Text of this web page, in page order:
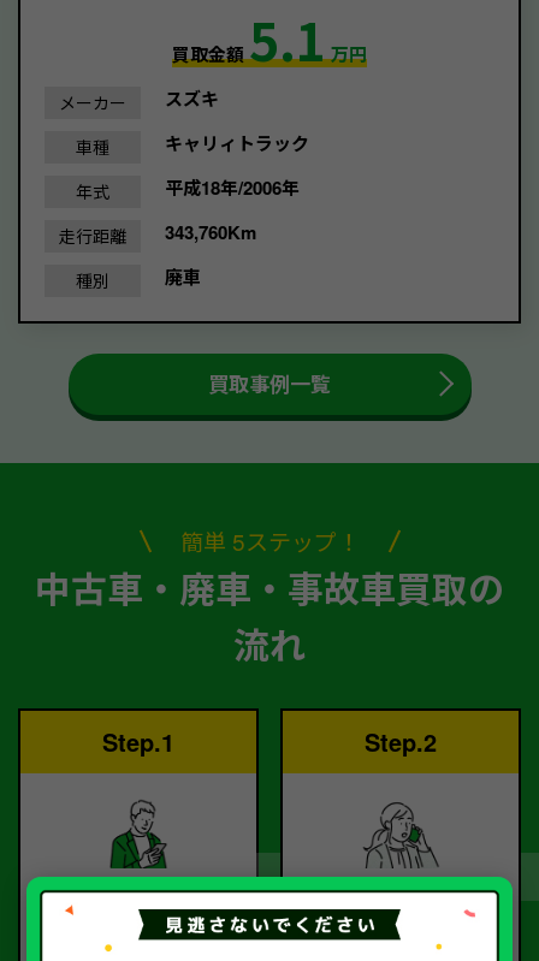
買取金額5.1万円
メーカー スズキ
車種 キャリィトラック
年式 平成18年/2006年
走行距離 343,760Km
種別 廃車
買取事例一覧
簡単 5ステップ！
中古車・廃車・事故車買取の
流れ
Step.1
ご依頼
お電話または査定フォー
Step.2
査定
査定のプロが